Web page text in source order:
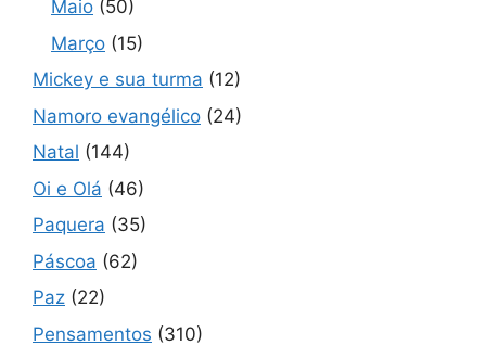
Maio (50)
Março (15)
Mickey e sua turma (12)
Namoro evangélico (24)
Natal (144)
Oi e Olá (46)
Paquera (35)
Páscoa (62)
Paz (22)
Pensamentos (310)